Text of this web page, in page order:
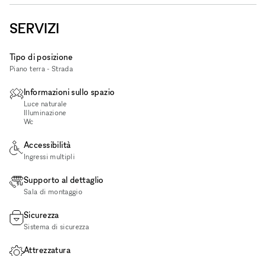
SERVIZI
Tipo di posizione
Piano terra - Strada
Informazioni sullo spazio
Luce naturale
Illuminazione
Wc
Accessibilità
Ingressi multipli
Supporto al dettaglio
Sala di montaggio
Sicurezza
Sistema di sicurezza
Attrezzatura